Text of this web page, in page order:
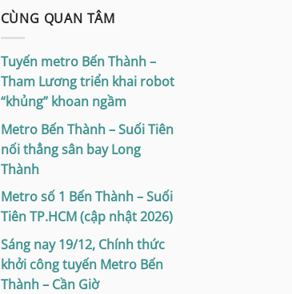
CÙNG QUAN TÂM
Tuyến metro Bến Thành –
Tham Lương triển khai robot
“khủng” khoan ngầm
Metro Bến Thành – Suối Tiên
nối thẳng sân bay Long
Thành
Metro số 1 Bến Thành – Suối
Tiên TP.HCM (cập nhật 2026)
Sáng nay 19/12, Chính thức
khởi công tuyến Metro Bến
Thành – Cần Giờ